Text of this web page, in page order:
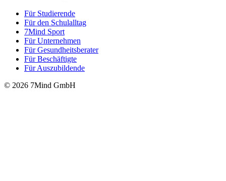
Für Stu­die­rende
Für den Schulalltag
7Mind Sport
Für Unter­neh­men
Für Gesund­heits­be­ra­ter
Für Beschäftigte
Für Auszubildende
© 2026 7Mind GmbH